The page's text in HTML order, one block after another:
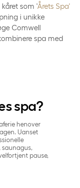
kåret som 'Årets Spa'
i unikke
Comwell
spa med
spa?
henover
Uanset
saunagus,
pause,